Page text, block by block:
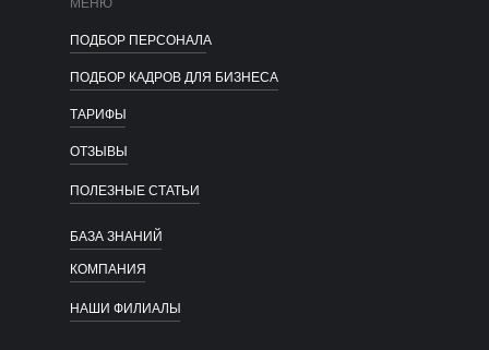
ПОДБОР ПЕРСОНАЛА
ПОЛЕЗНЫЕ СТАТЬИ
ОТЗЫВЫ
ТАРИФЫ
МЕНЮ
БАЗА ЗНАНИЙ
ПОДБОР КАДРОВ ДЛЯ БИЗНЕСА
КОМПАНИЯ
НАШИ ФИЛИАЛЫ